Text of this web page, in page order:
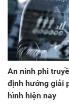
An ninh phi
định hướng giải
hình hiện nay